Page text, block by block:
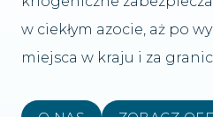
w ciekłym azocie, aż po
miejsca w kraju i za